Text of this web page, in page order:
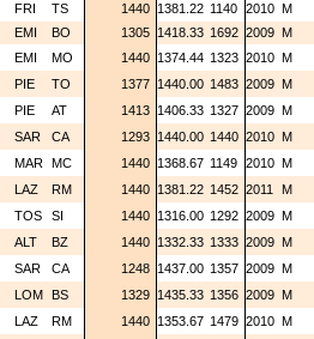
FRI TS 1440 1381.22 1140 2010 M
EMI BO 1305 1418.33 1692 2009 M
EMI MO 1440 1374.44 1323 2010 M
PIE TO 1377 1440.00 1483 2009 M
PIE AT 1413 1406.33 1327 2009 M
SAR CA 1293 1440.00 1440 2010 M
MAR MC 1440 1368.67 1149 2010 M
LAZ RM 1440 1381.22 1452 2011 M
TOS SI 1440 1316.00 1292 2009 M
ALT BZ 1440 1332.33 1333 2009 M
SAR CA 1248 1437.00 1357 2009 M
LOM BS 1329 1435.33 1356 2009 M
LAZ RM 1440 1353.67 1479 2010 M